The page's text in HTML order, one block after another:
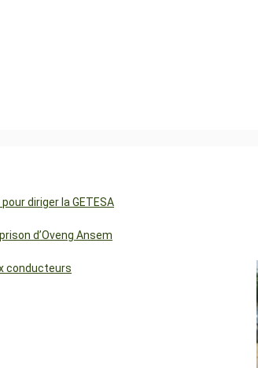
diriger la GETESA
d’Oveng Ansem
conducteurs